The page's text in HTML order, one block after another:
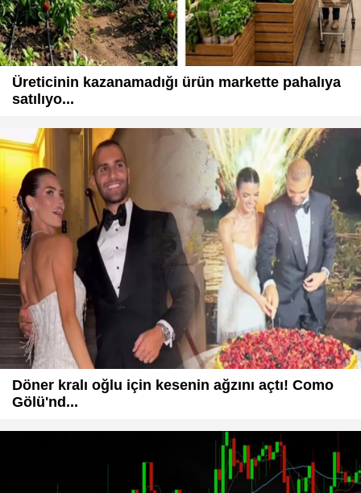
Üreticinin kazanamadığı ürün markette pahalıya
satılıyo...
Döner kralı oğlu için kesenin ağzını açtı! Como
Gölü'nd...